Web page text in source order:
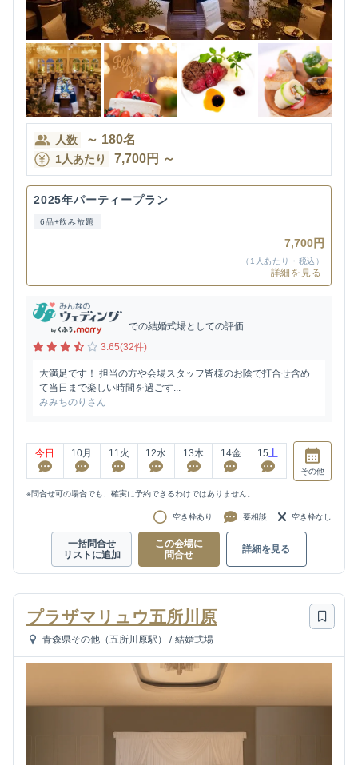
人数 ～ 180名
1人あたり 7,700円 ～
2025年パーティープラン
6品+飲み放題
7,700円
（1人あたり・税込）
詳細を見る
での結婚式場としての評価
3.65(32件)
大満足です！ 担当の方や会場スタッフ皆様のお陰で打合せ含め
て当日まで楽しい時間を過ごす...
みみちのりさん
今日 10月 11火 12水 13木 14金 15土
その他
※問合せ可の場合でも、確実に予約できるわけではありません。
空き枠あり 要相談 空き枠なし
一括問合せ
リストに追加
この会場に
問合せ
詳細を見る
プラザマリュウ五所川原
青森県その他（五所川原駅） / 結婚式場